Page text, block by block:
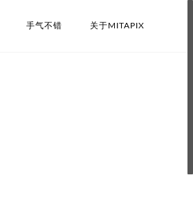
手气不错 关于MITAPIX